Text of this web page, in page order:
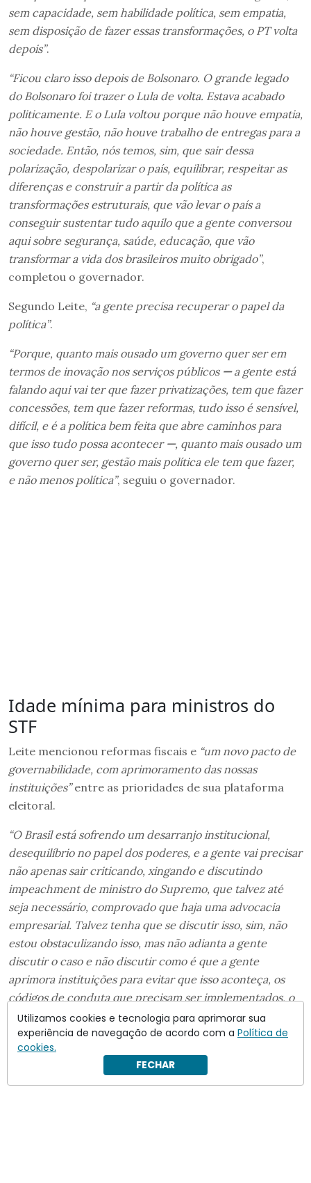
sem capacidade, sem habilidade política, sem empatia,
sem disposição de fazer essas transformações, o PT volta
depois”.
“Ficou claro isso depois de Bolsonaro. O grande legado
do Bolsonaro foi trazer o Lula de volta. Estava acabado
politicamente. E o Lula voltou porque não houve empatia,
não houve gestão, não houve trabalho de entregas para a
sociedade. Então, nós temos, sim, que sair dessa
polarização, despolarizar o país, equilibrar, respeitar as
diferenças e construir a partir da política as
transformações estruturais, que vão levar o país a
conseguir sustentar tudo aquilo que a gente conversou
aqui sobre segurança, saúde, educação, que vão
transformar a vida dos brasileiros muito obrigado”,
completou o governador.
Segundo Leite, “a gente precisa recuperar o papel da
política”.
“Porque, quanto mais ousado um governo quer ser em
termos de inovação nos serviços públicos —a gente está
falando aqui vai ter que fazer privatizações, tem que fazer
concessões, tem que fazer reformas, tudo isso é sensível,
difícil, e é a política bem feita que abre caminhos para
que isso tudo possa acontecer —, quanto mais ousado um
governo quer ser, gestão mais política ele tem que fazer,
e não menos política”, seguiu o governador.
Idade mínima para ministros do
STF
Leite mencionou reformas fiscais e “um novo pacto de
governabilidade, com aprimoramento das nossas
instituições”entre as prioridades de sua plataforma
eleitoral.
“O Brasil está sofrendo um desarranjo institucional,
desequilíbrio no papel dos poderes, e a gente vai precisar
não apenas sair criticando, xingando e discutindo
impeachment de ministro do Supremo, que talvez até
seja necessário, comprovado que haja uma advocacia
empresarial. Talvez tenha que se discutir isso, sim, não
estou obstaculizando isso, mas não adianta a gente
discutir o caso e não discutir como é que a gente
aprimora instituições para evitar que isso aconteça, os
códigos de conduta que precisam ser implementados, o
mandato para ministros do Supremo”, comentou,
defendendo idade mínima de 60 para ministros do
STF.
Utilizamos cookies e tecnologia para aprimorar sua
experiência de navegação de acordo com a Política de
cookies.
FECHAR